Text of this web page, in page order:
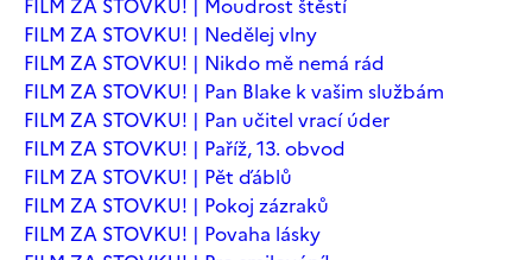
FILM ZA STOVKU! | Nedělej vlny
FILM ZA STOVKU! | Nikdo mě nemá rád
FILM ZA STOVKU! | Pan Blake k vašim službám
FILM ZA STOVKU! | Pan učitel vrací úder
FILM ZA STOVKU! | Paříž, 13. obvod
FILM ZA STOVKU! | Pět ďáblů
FILM ZA STOVKU! | Pokoj zázraků
FILM ZA STOVKU! | Povaha lásky